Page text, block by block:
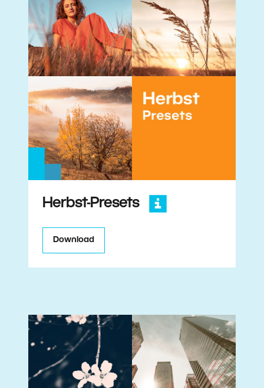
Herbst-Presets
Download